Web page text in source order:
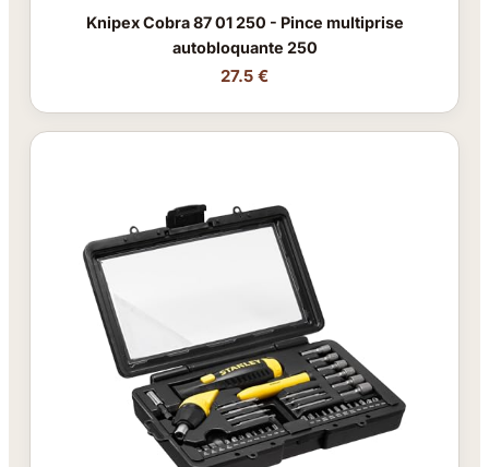
Knipex Cobra 87 01 250 - Pince multiprise
autobloquante 250
27.5 €